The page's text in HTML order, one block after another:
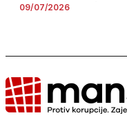
09/07/2026